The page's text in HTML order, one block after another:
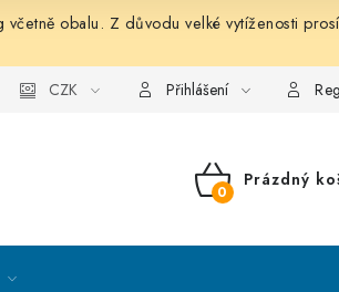
obalu. Z důvodu velké vytíženosti
ochrany osobních údajů Mapa serveru
CZK Přihlášení
NÁKUPNÍ
Prázdný